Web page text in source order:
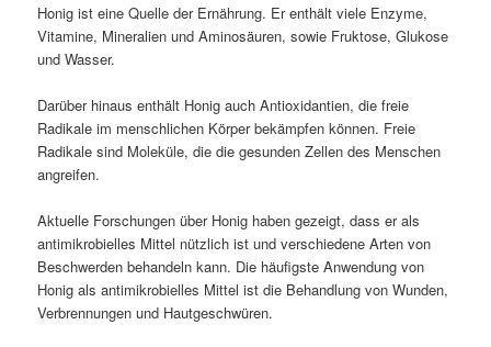
Honig ist eine Quelle der Ernährung. Er enthält viele Enzyme,
Vitamine, Mineralien und Aminosäuren, sowie Fruktose, Glukose
und Wasser.
Darüber hinaus enthält Honig auch Antioxidantien, die freie
Radikale im menschlichen Körper bekämpfen können. Freie
Radikale sind Moleküle, die die gesunden Zellen des Menschen
angreifen.
Aktuelle Forschungen über Honig haben gezeigt, dass er als
antimikrobielles Mittel nützlich ist und verschiedene Arten von
Beschwerden behandeln kann. Die häufigste Anwendung von
Honig als antimikrobielles Mittel ist die Behandlung von Wunden,
Verbrennungen und Hautgeschwüren.